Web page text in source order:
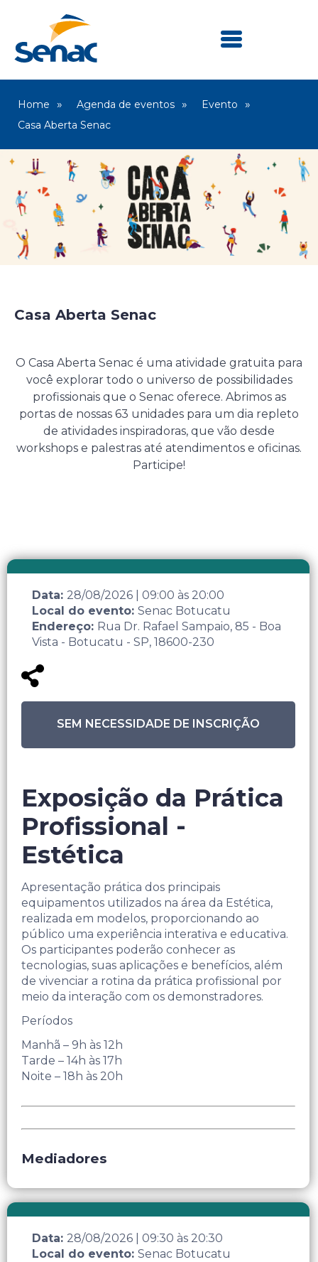
Home Agenda de eventos
Evento
Casa Aberta Senac
Casa Aberta Senac
O Casa Aberta Senac é uma atividade gratuita para
você explorar todo o universo de possibilidades
profissionais que o Senac oferece. Abrimos as
portas de nossas 63 unidades para um dia repleto
de atividades inspiradoras, que vão desde
workshops e palestras até atendimentos e oficinas.
Participe!
Data: 28/08/2026 09:00 às 20:00
Local do evento: Senac Botucatu
Endereço: Rua Dr. Rafael Sampaio, 85 - Boa
Vista - Botucatu - SP, 18600-230
SEM NECESSIDADE DE INSCRIÇÃO
Exposição da Prática
Profissional -
Estética
Apresentação prática dos principais
equipamentos utilizados na área da Estética,
realizada em modelos, proporcionando ao
público uma experiência interativa e educativa.
Os participantes poderão conhecer as
tecnologias, suas aplicações e benefícios, além
de vivenciar a rotina da prática profissional por
meio da interação com os demonstradores.
Períodos
Manhã – 9h às 12h
Tarde – 14h às 17h
Noite – 18h às 20h
Mediadores
Data: 28/08/2026 09:30 às 20:30
Local do evento: Senac Botucatu